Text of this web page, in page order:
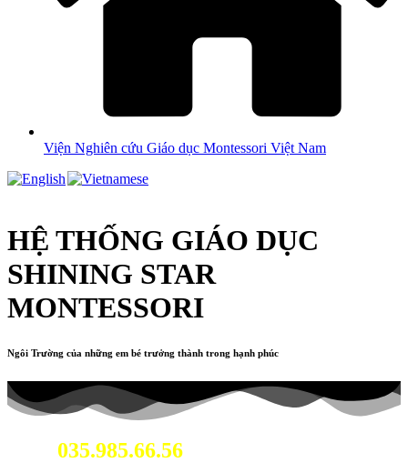
Viện Nghiên cứu Giáo dục Montessori Việt Nam
HỆ THỐNG GIÁO DỤC
SHINING STAR
MONTESSORI
Ngôi Trường của những em bé trưởng thành trong hạnh phúc
035.985.66.56